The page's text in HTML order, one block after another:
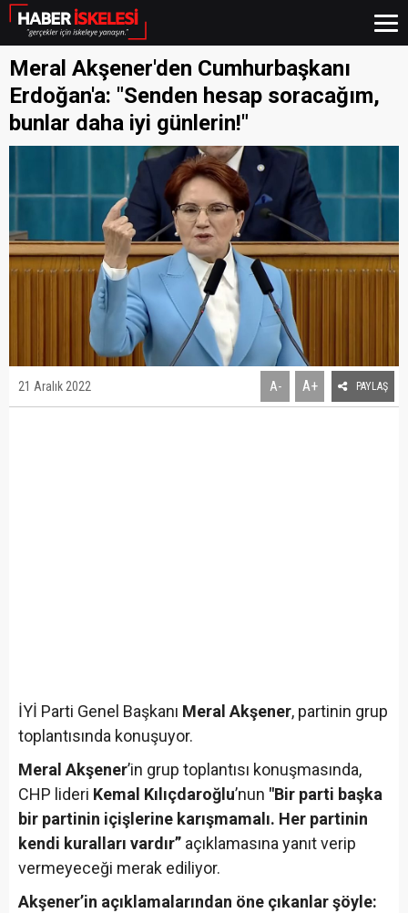
Meral Akşener'den Cumhurbaşkanı
Erdoğan'a: "Senden hesap soracağım,
bunlar daha iyi günlerin!"
21 Aralık 2022 A- A+ PAYLAŞ
İYİ Parti Genel Başkanı Meral Akşener, partinin grup
toplantısında konuşuyor.
Meral Akşener’in grup toplantısı konuşmasında,
CHP lideri Kemal Kılıçdaroğlu’nun "Bir parti başka
bir partinin içişlerine karışmamalı. Her partinin
kendi kuralları vardır” açıklamasına yanıt verip
vermeyeceği merak ediliyor.
Akşener’in açıklamalarından öne çıkanlar şöyle: